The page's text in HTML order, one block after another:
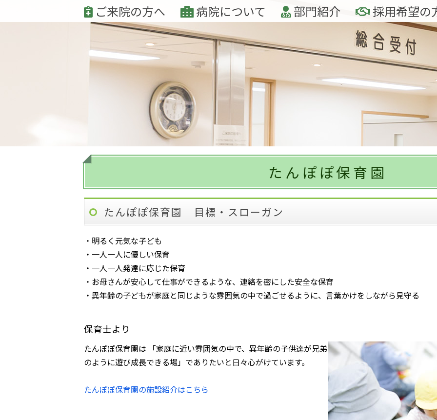
ご来院の方へ 病院について 部門紹介 採用希望の
たんぽぽ保育園
たんぽぽ保育園 目標・スローガン
・明るく元気な子ども
・一人一人に優しい保育
・一人一人発達に応じた保育
・お母さんが安心して仕事ができるような、連絡を密にした安全な保育
・異年齢の子どもが家庭と同じような雰囲気の中で過ごせるように、言葉かけをしながら見守る
保育士より
たんぽぽ保育園は 「家庭に近い雰囲気の中で、異年齢の子供達が兄弟
のように遊び成長できる場」でありたいと日々心がけています。
たんぽぽ保育園の施設紹介はこちら